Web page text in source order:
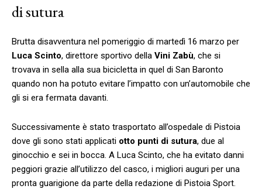
di sutura
Brutta disavventura nel pomeriggio di martedì 16 marzo per
Luca Scinto, direttore sportivo della Vini Zabù, che si
trovava in sella alla sua bicicletta in quel di San Baronto
quando non ha potuto evitare l’impatto con un’automobile che
gli si era fermata davanti.
Successivamente è stato trasportato all’ospedale di Pistoia
dove gli sono stati applicati otto punti di sutura, due al
ginocchio e sei in bocca. A Luca Scinto, che ha evitato danni
peggiori grazie all’utilizzo del casco, i migliori auguri per una
pronta guarigione da parte della redazione di Pistoia Sport.